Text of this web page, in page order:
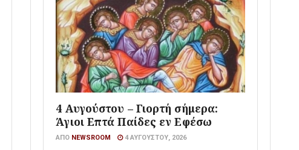
4 Αυγούστου – Γιορτή σήμερα:
Άγιοι Επτά Παίδες εν Εφέσω
ΑΠΌ NEWSROOM 4 ΑΥΓΟΎΣΤΟΥ, 2026